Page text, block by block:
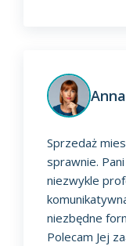
Sprzedaż
sprawnie.
niezwykle
niezbędne
Polecam Jej